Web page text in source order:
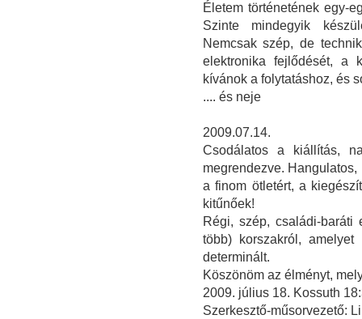
Életem történetének egy-
Szinte mindegyik
Nemcsak szép, de
elektronika fejlődését, a
kívánok a folytatáshoz, és
.... és neje
2009.07.14.
Csodálatos a kiállítás,
megrendezve.
a finom ötletért, a
kitűnőek!
Régi, szép, családi-
több) korszakról,
determinált.
Köszönöm az élményt,
2009. július 18. Kossuth
Szerkesztő-műsorvezető: